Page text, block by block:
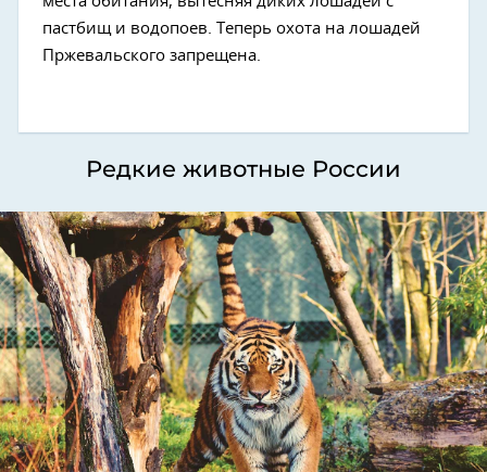
пастбищ и водопоев. Теперь охота на лошадей
Пржевальского запрещена.
Редкие животные России